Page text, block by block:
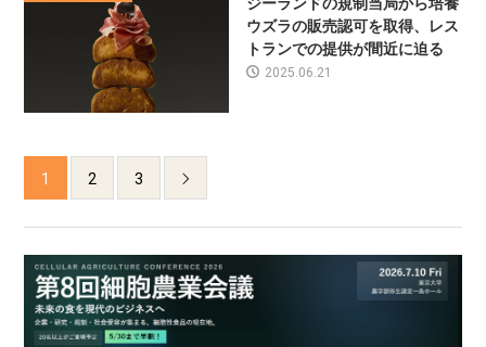
ウズラの販売認可を取得、レス
トランでの提供が間近に迫る
2025.06.21
1 2 3 